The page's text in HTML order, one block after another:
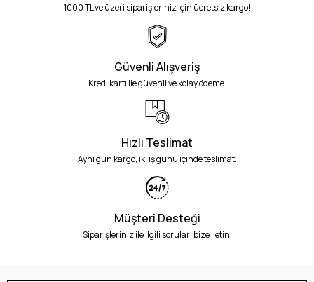
1000 TL ve üzeri siparişleriniz için ücretsiz kargo!
Güvenli Alışveriş
Kredi kartı ile güvenli ve kolay ödeme.
Hızlı Teslimat
Aynı gün kargo, iki iş günü içinde teslimat.
Müşteri Desteği
Siparişleriniz ile ilgili soruları bize iletin.